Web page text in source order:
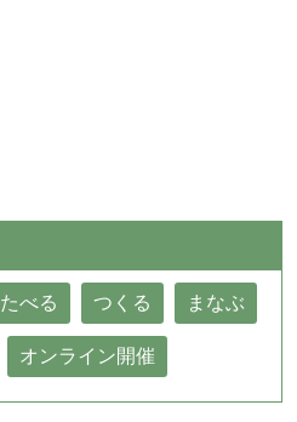
たべる つくる まなぶ
オンライン開催